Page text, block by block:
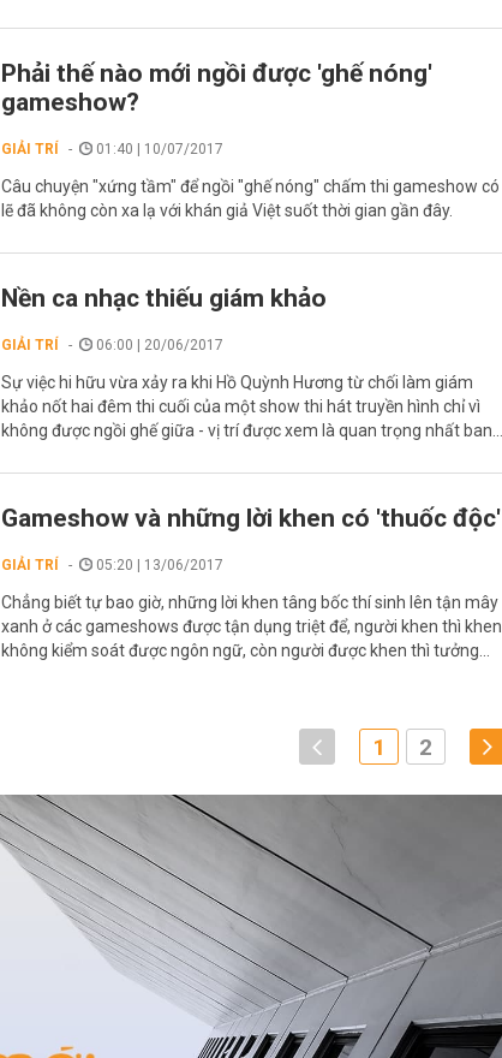
Phải thế nào mới ngồi được 'ghế nóng'
gameshow?
GIẢI TRÍ 01:40 | 10/07/2017
Câu chuyện "xứng tầm" để ngồi "ghế nóng" chấm thi gameshow có
lẽ đã không còn xa lạ với khán giả Việt suốt thời gian gần đây.
Nền ca nhạc thiếu giám khảo
GIẢI TRÍ 06:00 | 20/06/2017
Sự việc hi hữu vừa xảy ra khi Hồ Quỳnh Hương từ chối làm giám
khảo nốt hai đêm thi cuối của một show thi hát truyền hình chỉ vì
không được ngồi ghế giữa - vị trí được xem là quan trọng nhất ban...
Gameshow và những lời khen có 'thuốc độc'
GIẢI TRÍ 05:20 | 13/06/2017
Chẳng biết tự bao giờ, những lời khen tâng bốc thí sinh lên tận mây
xanh ở các gameshows được tận dụng triệt để, người khen thì khen
không kiểm soát được ngôn ngữ, còn người được khen thì tưởng...
1 2